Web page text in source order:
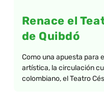
Renace el
de Quibdó
Como una apuesta para
artística, la circulación
colombiano, el Teatro